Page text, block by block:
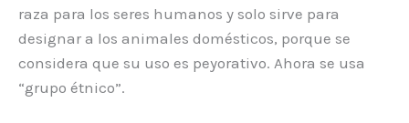
raza para los seres humanos y solo sirve para
designar a los animales domésticos, porque se
considera que su uso es peyorativo. Ahora se usa
“grupo étnico”.